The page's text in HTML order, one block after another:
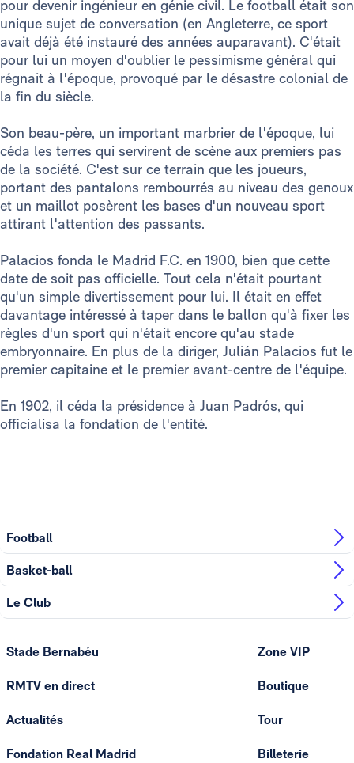
pour devenir ingénieur en génie civil. Le football était son
unique sujet de conversation (en Angleterre, ce sport
avait déjà été instauré des années auparavant). C'était
pour lui un moyen d'oublier le pessimisme général qui
régnait à l'époque, provoqué par le désastre colonial de
la fin du siècle.
Son beau-père, un important marbrier de l'époque, lui
céda les terres qui servirent de scène aux premiers pas
de la société. C'est sur ce terrain que les joueurs,
portant des pantalons rembourrés au niveau des genoux
et un maillot posèrent les bases d'un nouveau sport
attirant l'attention des passants.
Palacios fonda le Madrid F.C. en 1900, bien que cette
date de soit pas officielle. Tout cela n'était pourtant
qu'un simple divertissement pour lui. Il était en effet
davantage intéressé à taper dans le ballon qu'à fixer les
règles d'un sport qui n'était encore qu'au stade
embryonnaire. En plus de la diriger, Julián Palacios fut le
premier capitaine et le premier avant-centre de l'équipe.
En 1902, il céda la présidence à Juan Padrós, qui
officialisa la fondation de l'entité.
Football
Basket-ball
Le Club
Stade Bernabéu
RMTV en direct
Actualités
Fondation Real Madrid
Zone VIP
Boutique
Tour
Billeterie